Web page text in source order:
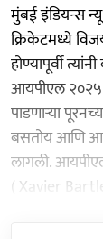
मुंबई इंडियन्स
क्रिकेटमध्ये
होण्यापूर्वी
आयपीएल २०२५
पाडणाऱ्या
बसतोय आणि आज
लागली.
( Xavier